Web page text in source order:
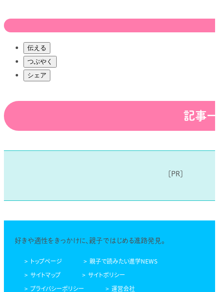
伝える
つぶやく
シェア
記事
好きや適性をきっかけに、親子ではじめる進路発見。
トップページ
親子で読みたい進学NEWS
サイトマップ
サイトポリシー
プライバシーポリシー
運営会社